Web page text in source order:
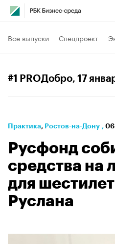
Все выпуски Спецпроект
#1 PROДобро, 17
Практика⁠, Ростов-на-Дону , 06
Русфонд
средства на
для
Руслана